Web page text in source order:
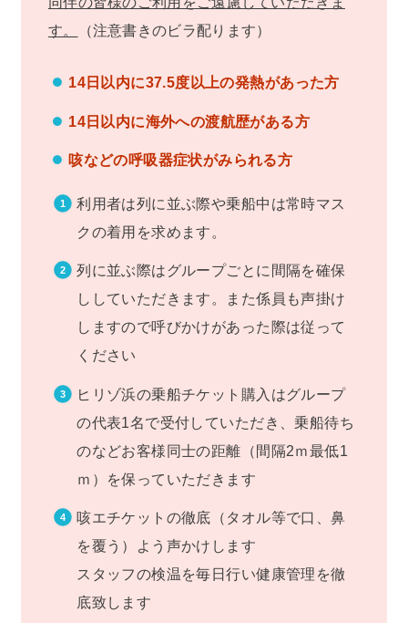
す。
（注意書きのビラ配ります）
14日以内に37.5度以上の発熱があった方
14日以内に海外への渡航歴がある方
咳などの呼吸器症状がみられる方
利用者は列に並ぶ際や乗船中は常時マス
クの着用を求めます。
列に並ぶ際はグループごとに間隔を確保
ししていただきます。また係員も声掛け
しますので呼びかけがあった際は従って
ください
ヒリゾ浜の乗船チケット購入はグループ
の代表1名で受付していただき、乗船待ち
のなどお客様同士の距離（間隔2ｍ最低1
ｍ）を保っていただきます
咳エチケットの徹底（タオル等で口、鼻
を覆う）よう声かけします
スタッフの検温を毎日行い健康管理を徹
底致します